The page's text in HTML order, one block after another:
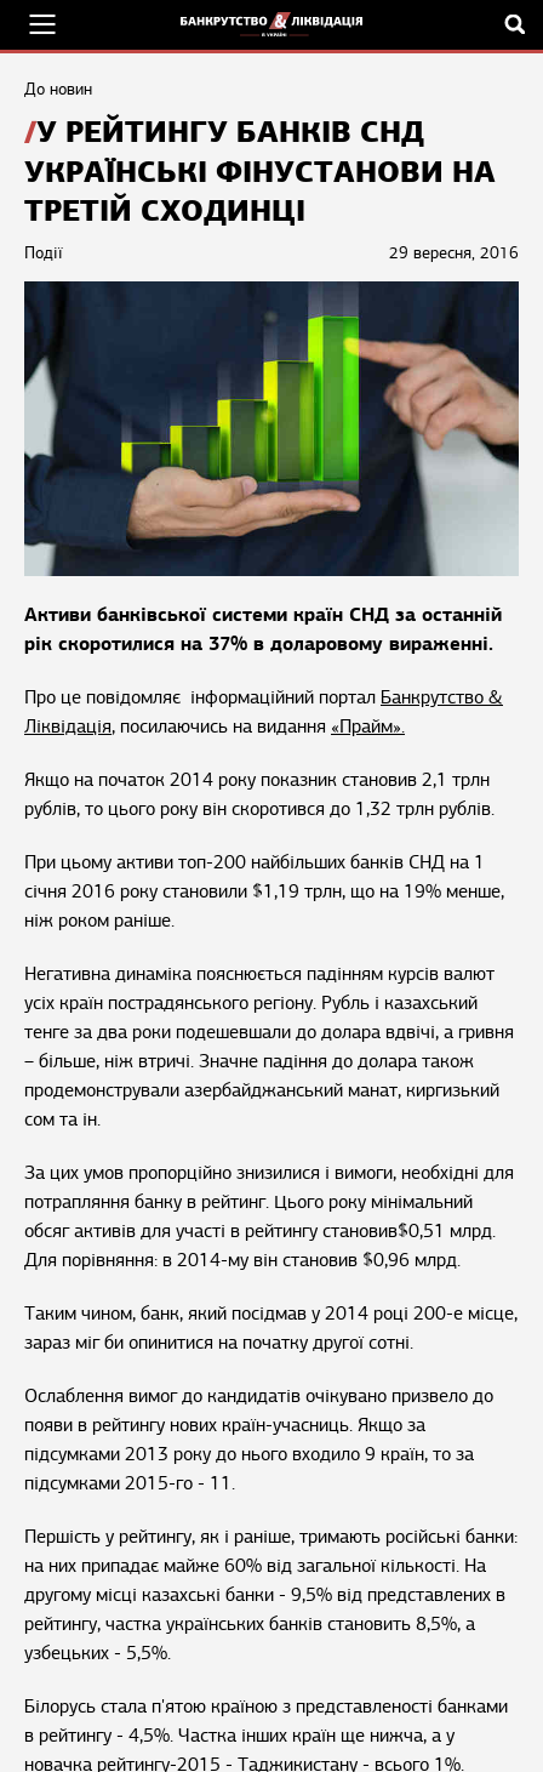
До новин
У РЕЙТИНГУ БАНКІВ СНД
УКРАЇНСЬКІ ФІНУСТАНОВИ НА
ТРЕТІЙ СХОДИНЦІ
29 вересня, 2016
Події
Активи банківської системи країн СНД за останній
рік скоротилися на 37% в доларовому вираженні.
Про це повідомляє інформаційний портал Банкрутство &
Ліквідація, посилаючись на видання «Прайм».
Якщо на початок 2014 року показник становив 2,1 трлн
рублів, то цього року він скоротився до 1,32 трлн рублів.
При цьому активи топ-200 найбільших банків СНД на 1
січня 2016 року становили $1,19 трлн, що на 19% менше,
ніж роком раніше.
Негативна динаміка пояснюється падінням курсів валют
усіх країн пострадянського регіону. Рубль і казахський
тенге за два роки подешевшали до долара вдвічі, а гривня
– більше, ніж втричі. Значне падіння до долара також
продемонстрували азербайджанський манат, киргизький
сом та ін.
За цих умов пропорційно знизилися і вимоги, необхідні для
потрапляння банку в рейтинг. Цього року мінімальний
обсяг активів для участі в рейтингу становив$0,51 млрд.
Для порівняння: в 2014-му він становив $0,96 млрд.
Таким чином, банк, який посідмав у 2014 році 200-е місце,
зараз міг би опинитися на початку другої сотні.
Ослаблення вимог до кандидатів очікувано призвело до
появи в рейтингу нових країн-учасниць. Якщо за
підсумками 2013 року до нього входило 9 країн, то за
підсумками 2015-го - 11.
Першість у рейтингу, як і раніше, тримають російські банки:
на них припадає майже 60% від загальної кількості. На
другому місці казахські банки - 9,5% від представлених в
рейтингу, частка українських банків становить 8,5%, а
узбецьких - 5,5%.
Білорусь стала п'ятою країною з представленості банками
в рейтингу - 4,5%. Частка інших країн ще нижча, а у
новачка рейтингу-2015 - Таджикистану - всього 1%.